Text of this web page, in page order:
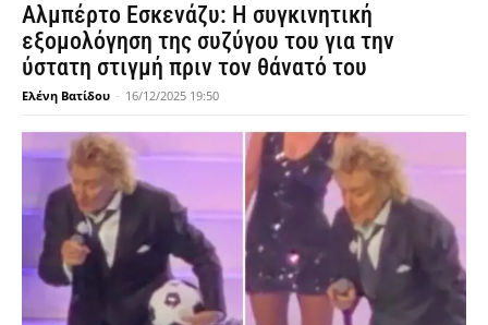
Αλμπέρτο Εσκενάζυ: Η συγκινητική
εξομολόγηση της συζύγου του για την
ύστατη στιγμή πριν τον θάνατό του
Ελένη Βατίδου - 16/12/2025 19:50